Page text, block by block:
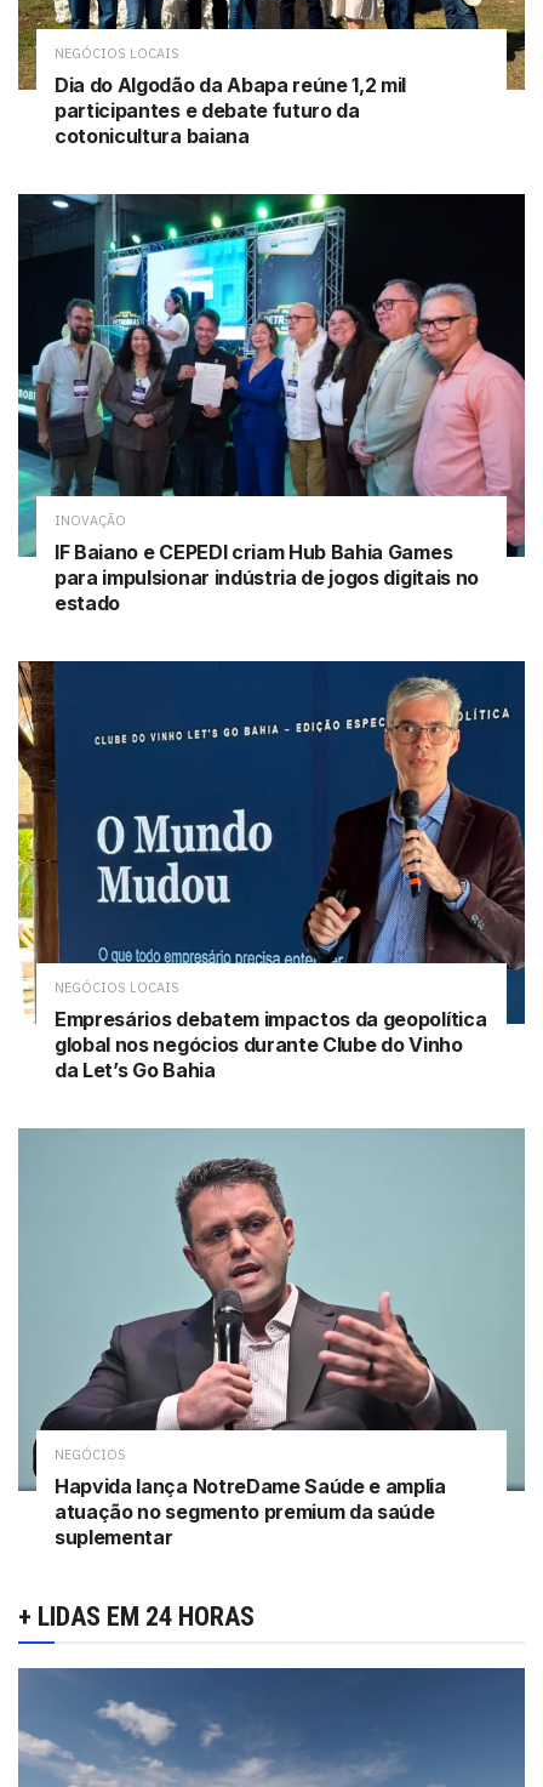
NEGÓCIOS LOCAIS
Dia do Algodão da Abapa reúne 1,2 mil
participantes e debate futuro da
cotonicultura baiana
INOVAÇÃO
IF Baiano e CEPEDI criam Hub Bahia Games
para impulsionar indústria de jogos digitais no
estado
NEGÓCIOS LOCAIS
Empresários debatem impactos da geopolítica
global nos negócios durante Clube do Vinho
da Let’s Go Bahia
NEGÓCIOS
Hapvida lança NotreDame Saúde e amplia
atuação no segmento premium da saúde
suplementar
+ LIDAS EM 24 HORAS